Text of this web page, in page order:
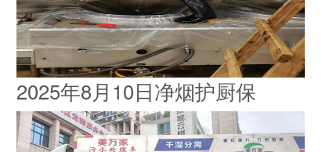
2025年8月10日净烟护厨保